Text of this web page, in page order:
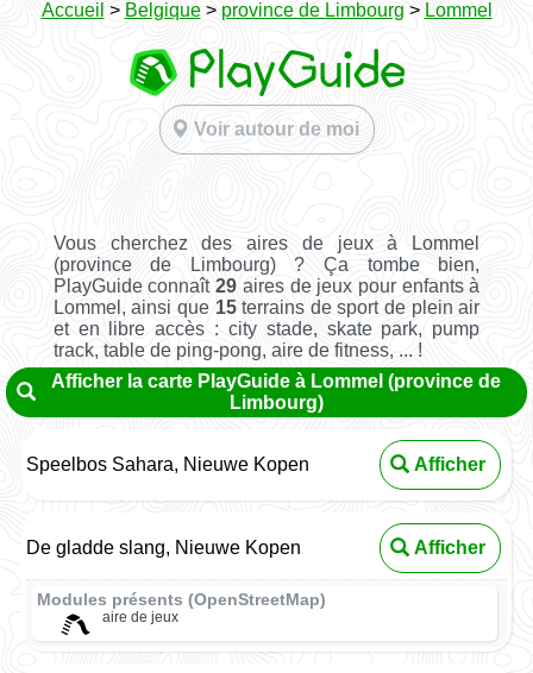
Accueil > Belgique> province de Limbourg > Lommel
Voir autour de moi
Vous cherchez des aires de jeux à Lommel
(province de Limbourg) ? Ça tombe bien,
PlayGuide connaît29 aires de jeux pour enfants à
Lommel, ainsi que 15terrains de sport de plein air
et en libre accès : city stade, skate park, pump
track, table de ping-pong, aire de fitness, ... !
Afficher la carte PlayGuide à Lommel (province de
Limbourg)
Speelbos Sahara, Nieuwe Kopen Afficher
De gladde slang, Nieuwe Kopen Afficher
Modules présents (OpenStreetMap)
aire de jeux